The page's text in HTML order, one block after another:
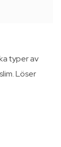
typer av
Löser